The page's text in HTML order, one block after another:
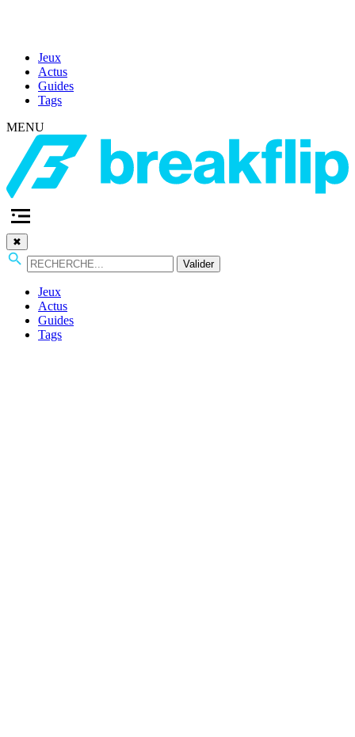
Jeux
Actus
Guides
Tags
MENU
✖
Valider
Jeux
Actus
Guides
Tags